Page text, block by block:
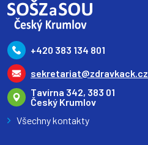
+420 383 134 801
sekretariat@zdravkack.cz
Tavírna 342, 383 01
Český Krumlov
Všechny kontakty